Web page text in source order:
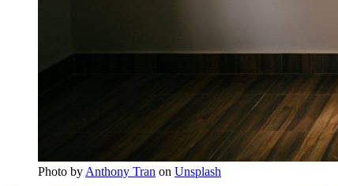
Photo by Anthony Tran on Unsplash